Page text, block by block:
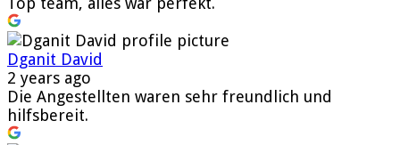
Dganit David
2 years ago
Die Angestellten waren sehr freundlich und
hilfsbereit.